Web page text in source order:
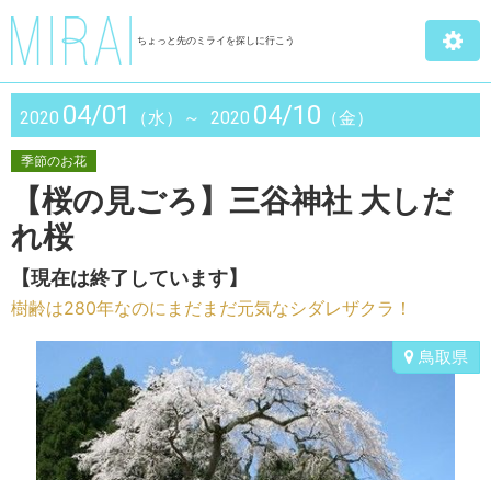
ちょっと先のミライを探しに行こう
2020 04/01 （水）～ 2020 04/10 （金）
季節のお花
【桜の見ごろ】三谷神社 大しだ
れ桜
【現在は終了しています】
樹齢は280年なのにまだまだ元気なシダレザクラ！
鳥取県